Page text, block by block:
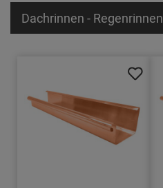
Dachrinnen - Regenrinnen